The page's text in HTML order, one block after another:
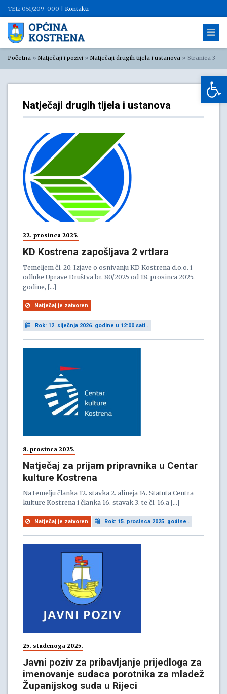
TEL: 051/209-000 | Kontakti
Početna » Natječaji i pozivi » Natječaji drugih tijela i ustanova » Stranica 3
Natječaji drugih tijela i ustanova
22. prosinca 2025.
KD Kostrena zapošljava 2 vrtlara
Temeljem čl. 20. Izjave o osnivanju KD Kostrena d.o.o. i
odluke Uprave Društva br. 80/2025 od 18. prosinca 2025.
godine, […]
Natječaj je zatvoren
Rok: 12. siječnja 2026. godine u 12:00 sati .
8. prosinca 2025.
Natječaj za prijam pripravnika u Centar
kulture Kostrena
Na temelju članka 12. stavka 2. alineja 14. Statuta Centra
kulture Kostrena i članka 16. stavak 3. te čl. 16.a […]
Natječaj je zatvoren Rok: 15. prosinca 2025. godine .
25. studenoga 2025.
Javni poziv za pribavljanje prijedloga za
imenovanje sudaca porotnika za mladež
Županijskog suda u Rijeci